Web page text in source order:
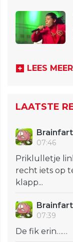
LEES MEER
LAATSTE
Brainfart
07:46
Priklulletje
recht iets op
klapp...
Brainfart
07:39
De fik erin……